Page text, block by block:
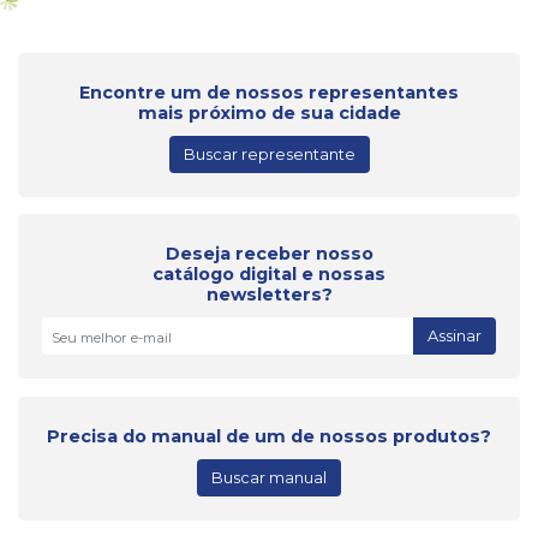
Encontre um de nossos representantes
mais próximo de sua cidade
Buscar representante
Deseja receber nosso
catálogo digital e nossas
newsletters?
Assinar
Precisa do manual de um de nossos produtos?
Buscar manual